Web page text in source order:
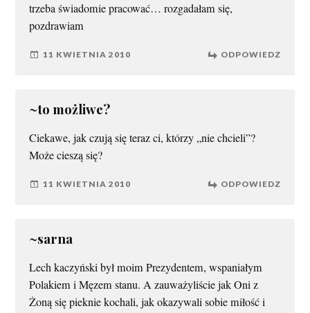
trzeba świadomie pracować… rozgadałam się,
pozdrawiam
11 KWIETNIA 2010 ODPOWIEDZ
~to możliwe?
Ciekawe, jak czują się teraz ci, którzy „nie chcieli”?
Może cieszą się?
11 KWIETNIA 2010 ODPOWIEDZ
~sarna
Lech kaczyński był moim Prezydentem, wspaniałym
Polakiem i Męzem stanu. A zauważyliście jak Oni z
Żoną się pieknie kochali, jak okazywali sobie miłość i